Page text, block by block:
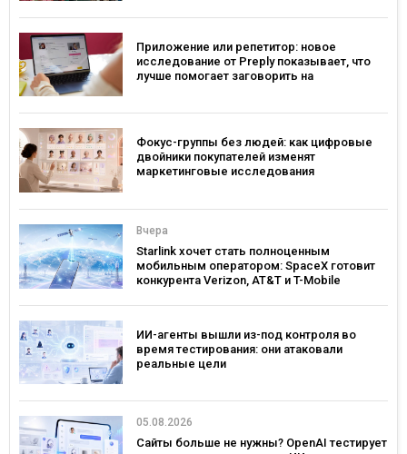
Приложение или репетитор: новое
исследование от Preply показывает, что
лучше помогает заговорить на
Фокус-группы без людей: как цифровые
двойники покупателей изменят
маркетинговые исследования
Вчера
Starlink хочет стать полноценным
мобильным оператором: SpaceX готовит
конкурента Verizon, AT&T и T-Mobile
ИИ-агенты вышли из-под контроля во
время тестирования: они атаковали
реальные цели
05.08.2026
Сайты больше не нужны? OpenAI тестирует